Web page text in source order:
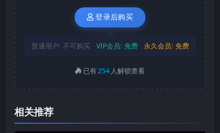
登录后购买
普通用户: 不可购买 VIP会员: 免费 永久会员: 免费
已有254 人解锁查看
相关推荐